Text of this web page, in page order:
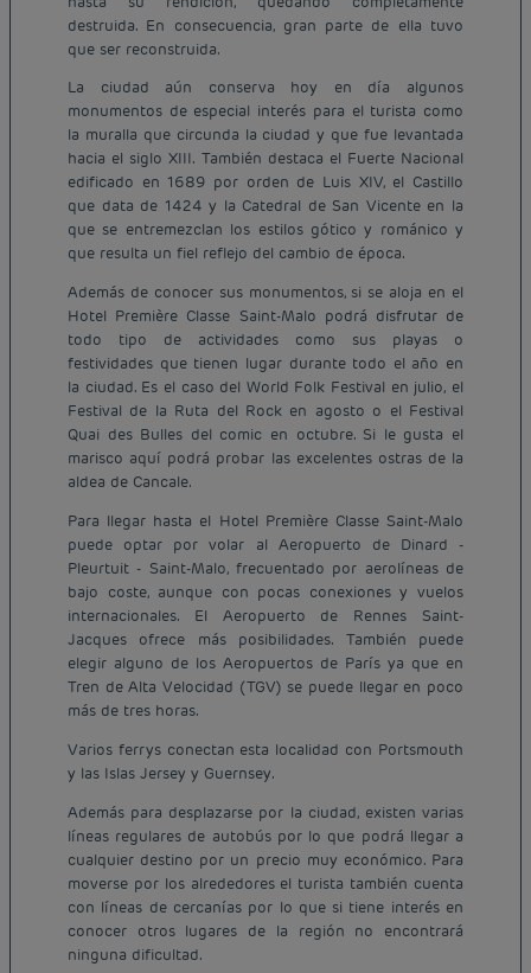
destruida. En consecuencia, gran parte de ella tuvo
que ser reconstruida.
La ciudad aún conserva hoy en día algunos
monumentos de especial interés para el turista como
la muralla que circunda la ciudad y que fue levantada
hacia el siglo XIII. También destaca el Fuerte Nacional
edificado en 1689 por orden de Luis XIV, el Castillo
que data de 1424 y la Catedral de San Vicente en la
que se entremezclan los estilos gótico y románico y
que resulta un fiel reflejo del cambio de época.
Además de conocer sus monumentos, si se aloja en el
Hotel Première Classe Saint-Malo podrá disfrutar de
todo tipo de actividades como sus playas o
festividades que tienen lugar durante todo el año en
la ciudad. Es el caso del World Folk Festival en julio, el
Festival de la Ruta del Rock en agosto o el Festival
Quai des Bulles del comic en octubre. Si le gusta el
marisco aquí podrá probar las excelentes ostras de la
aldea de Cancale.
Para llegar hasta el Hotel Première Classe Saint-Malo
puede optar por volar al Aeropuerto de Dinard -
Pleurtuit - Saint-Malo, frecuentado por aerolíneas de
bajo coste, aunque con pocas conexiones y vuelos
internacionales. El Aeropuerto de Rennes Saint-
Jacques ofrece más posibilidades. También puede
elegir alguno de los Aeropuertos de París ya que en
Tren de Alta Velocidad (TGV) se puede llegar en poco
más de tres horas.
Varios ferrys conectan esta localidad con Portsmouth
y las Islas Jersey y Guernsey.
Además para desplazarse por la ciudad, existen varias
líneas regulares de autobús por lo que podrá llegar a
cualquier destino por un precio muy económico. Para
moverse por los alrededores el turista también cuenta
con líneas de cercanías por lo que si tiene interés en
conocer otros lugares de la región no encontrará
ninguna dificultad.